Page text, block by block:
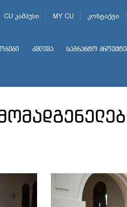
CU კამპუსი MY CU კონტაქტი
კვლევა საგრანტო